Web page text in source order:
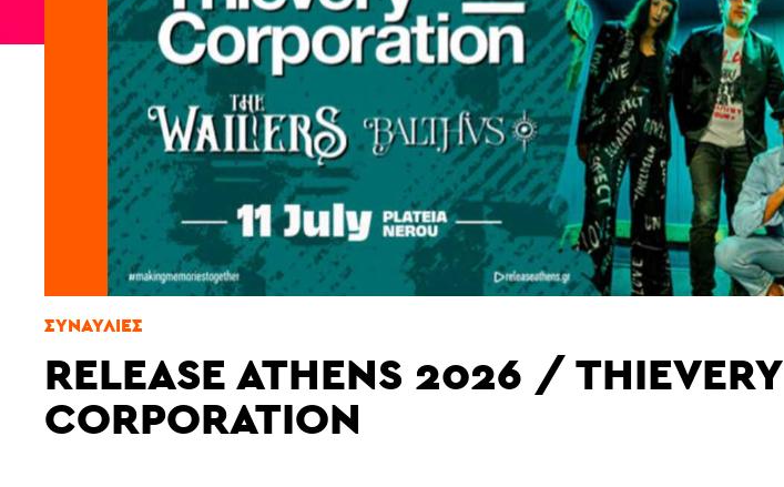
ΣΥΝΑΥΛΊΕΣ
RELEASE ATHENS 2026 / THIEVERY
CORPORATION